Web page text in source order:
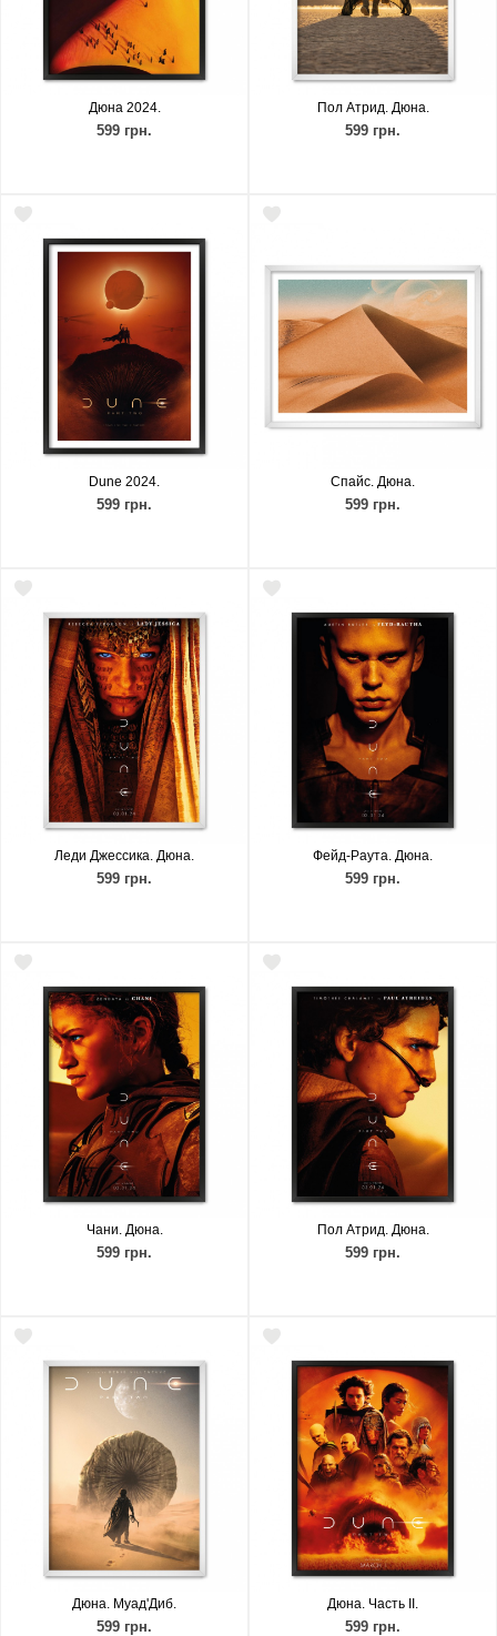
Дюна 2024.
599 грн.
Пол Атрид. Дюна.
599 грн.
Dune 2024.
599 грн.
Спайс. Дюна.
599 грн.
Леди Джессика. Дюна.
599 грн.
Фейд-Раута. Дюна.
599 грн.
Чани. Дюна.
599 грн.
Пол Атрид. Дюна.
599 грн.
Дюна. Муад'Диб.
599 грн.
Дюна. Часть ІІ.
599 грн.